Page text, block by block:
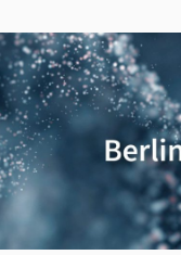
to
content